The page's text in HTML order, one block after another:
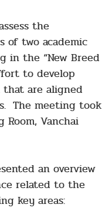
the
of two academic
in the “New Breed
to develop
are aligned
The meeting took
Vanchai
an overview
related to the
key areas: